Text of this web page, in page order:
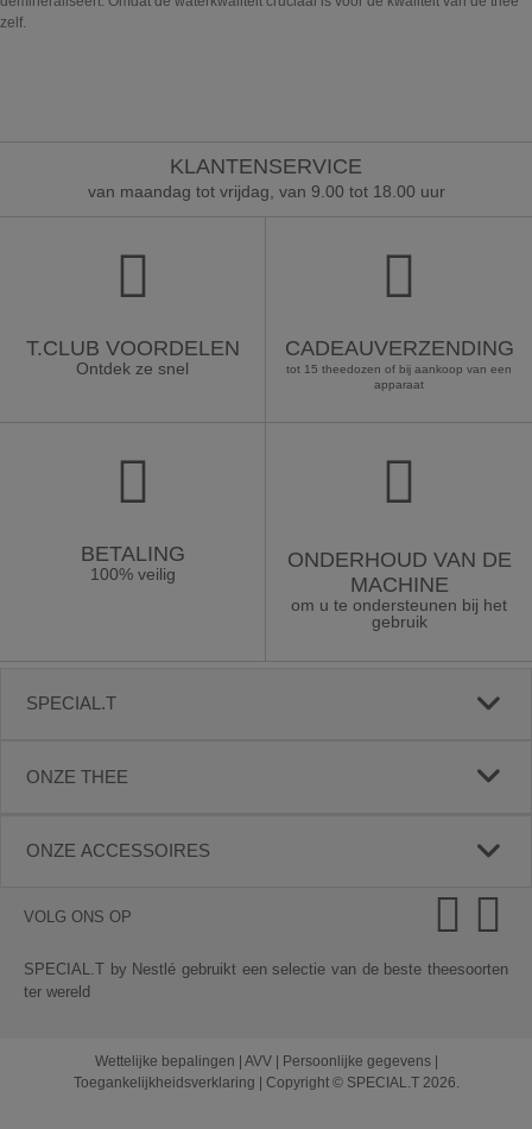
zelf.
KLANTENSERVICE
van maandag tot vrijdag, van 9.00 tot 18.00 uur
T.CLUB VOORDELEN
Ontdek ze snel
CADEAUVERZENDING
tot 15 theedozen of bij aankoop van een
apparaat
BETALING
100% veilig
ONDERHOUD VAN DE
MACHINE
om u te ondersteunen bij het
gebruik
SPECIAL.T
ONZE THEE
ONZE ACCESSOIRES
VOLG ONS OP
SPECIAL.T by Nestlé gebruikt een selectie van de beste theesoorten
ter wereld
Wettelijke bepalingen AVV| Persoonlijke gegevens|
Toegankelijkheidsverklaring
Copyright © SPECIAL.T 2026.